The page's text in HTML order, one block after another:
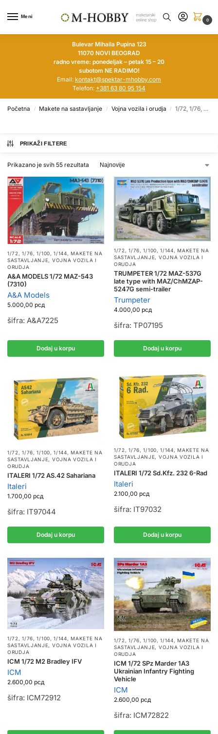
Meni
0
Bulevar Mihaila Pupina 123
11070 NOVI BEOGRAD
radno vreme: ponedeljak – petak 15 – 20
subotom NE RADIMO!
Email: kontakt@spektar-mhobby.com
Telefon: +381 63 80 95 154
Početna / Makete na sastavljanje / Vojna vozila i orudja / 1/72, 1/76, 1/100, 1/144
PRIKAŽI FILTERE
Prikazano je svih 55 rezultata
1/72, 1/76, 1/100, 1/144,MAKETE NA
SASTAVLJANJE, VOJNA VOZILA I
ORUDJA
A&A MODELS 1/72 MAZ-543
(7310)
A&A Models
5.000,00 рсд
šifra: A&A7225
Dodaj u korpu
1/72, 1/76, 1/100, 1/144,MAKETE NA
SASTAVLJANJE, VOJNA VOZILA I
ORUDJA
TRUMPETER 1/72 MAZ-537G
late type with MAZ/ChMZAP-
5247G semi-trailer
Trumpeter
4.000,00 рсд
šifra: TP07195
Dodaj u korpu
1/72, 1/76, 1/100, 1/144,MAKETE NA
SASTAVLJANJE, VOJNA VOZILA I
ORUDJA
ITALERI 1/72 AS.42 Sahariana
Italeri
1.700,00 рсд
šifra: IT97044
Dodaj u korpu
1/72, 1/76, 1/100, 1/144, MAKETE NA
SASTAVLJANJE, VOJNA VOZILA I
ORUDJA
ITALERI 1/72 Sd.Kfz. 232 6-Rad
Italeri
2.100,00 рсд
šifra: IT97032
Dodaj u korpu
1/72, 1/76, 1/100, 1/144,MAKETE NA
SASTAVLJANJE, VOJNA VOZILA I
ORUDJA
ICM 1/72 M2 Bradley IFV
ICM
2.600,00 рсд
šifra: ICM72912
1/72, 1/76, 1/100, 1/144,MAKETE NA
SASTAVLJANJE, VOJNA VOZILA I
ORUDJA
ICM 1/72 SPz Marder 1A3
Ukrainian Infantry Fighting
Vehicle
ICM
2.600,00 рсд
šifra: ICM72822